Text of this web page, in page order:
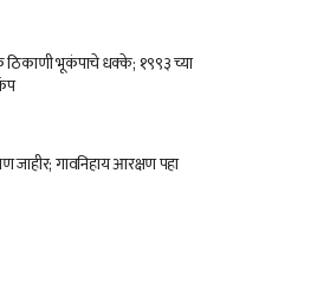
ठिकाणी भूकंपाचे धक्के; १९९३ च्या
जाहीर; गावनिहाय आरक्षण पहा